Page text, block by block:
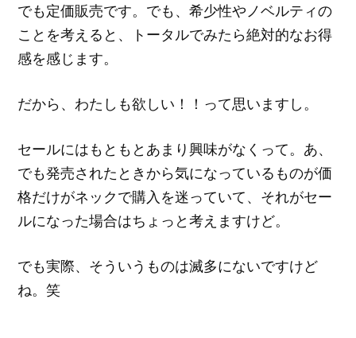
でも定価販売です。でも、希少性やノベルティの
ことを考えると、トータルでみたら絶対的なお得
感を感じます。
だから、わたしも欲しい！！って思いますし。
セールにはもともとあまり興味がなくって。あ、
でも発売されたときから気になっているものが価
格だけがネックで購入を迷っていて、それがセー
ルになった場合はちょっと考えますけど。
でも実際、そういうものは滅多にないですけど
ね。笑